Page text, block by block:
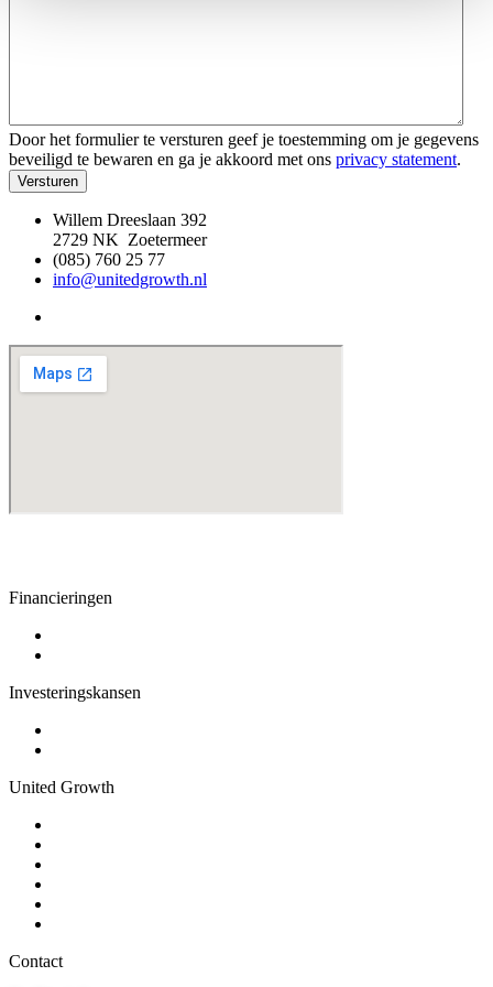
Door het formulier te versturen geef je toestemming om je gegevens
beveiligd te bewaren en ga je akkoord met ons privacy statement.
Versturen
Willem Dreeslaan 392
2729 NK Zoetermeer
(085) 760 25 77
info@unitedgrowth.nl
Financieringen
Investeringskansen
United Growth
Contact